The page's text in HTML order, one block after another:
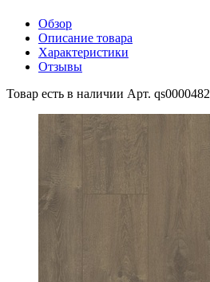
Обзор
Описание товара
Характеристики
Отзывы
Товар есть в наличии Арт. qs0000482